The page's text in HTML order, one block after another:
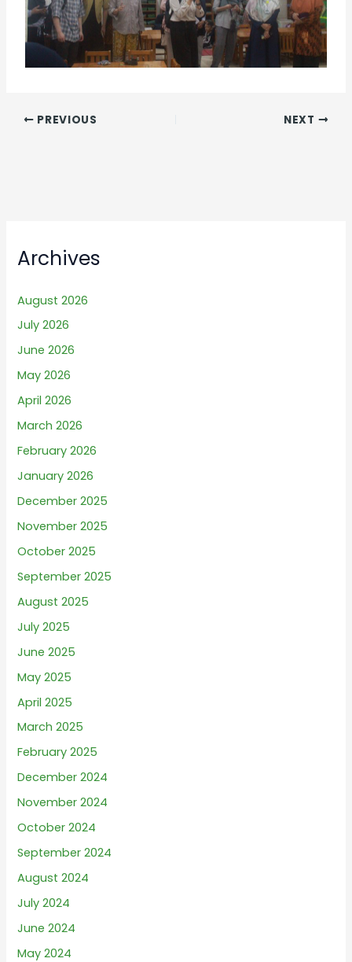
PREVIOUS NEXT
Archives
August 2026
July 2026
June 2026
May 2026
April 2026
March 2026
February 2026
January 2026
December 2025
November 2025
October 2025
September 2025
August 2025
July 2025
June 2025
May 2025
April 2025
March 2025
February 2025
December 2024
November 2024
October 2024
September 2024
August 2024
July 2024
June 2024
May 2024